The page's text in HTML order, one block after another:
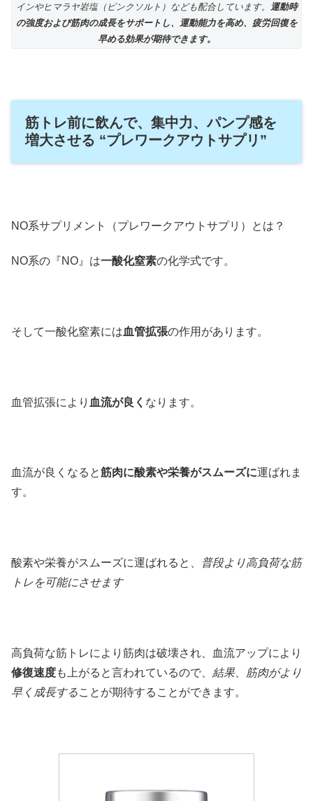
インやヒマラヤ岩塩（ピンクソルト）なども配合しています。 運動時
の強度および筋肉の成長をサポートし、運動能力を高め、疲労回復を
早める効果が期待できます。
筋トレ前に飲んで、集中力、パンプ感を
増大させる “プレワークアウトサプリ”
NO系サプリメント（プレワークアウトサプリ）とは？
NO系の『NO』は一酸化窒素の化学式です。
そして一酸化窒素には血管拡張の作用があります。
血管拡張により 血流が良く なります。
血流が良くなると筋肉に酸素や栄養がスムーズに運ばれま
す。
酸素や栄養がスムーズに運ばれると、
普段より高負荷な筋
トレを可能にさせます
高負荷な筋トレにより筋肉は破壊され、血流アップにより
修復速度も上がると言われているので、 結果、筋肉がより
早く成長することが期待することができます。